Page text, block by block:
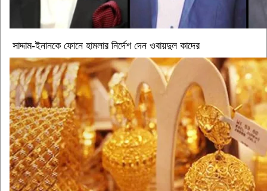
সাদ্দাম-ইনানকে ফোনে হামলার নির্দেশ দেন ওবায়দুল কাদের